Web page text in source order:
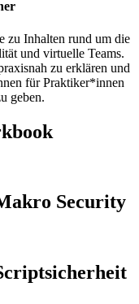
zu Inhalten rund um die
und virtuelle Teams.
zu erklären und
für Praktiker*innen
geben.
Security